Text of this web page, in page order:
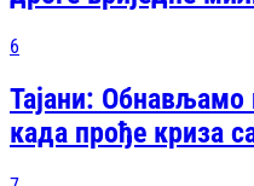
6
Тајани: Обнављамо
када прође криза